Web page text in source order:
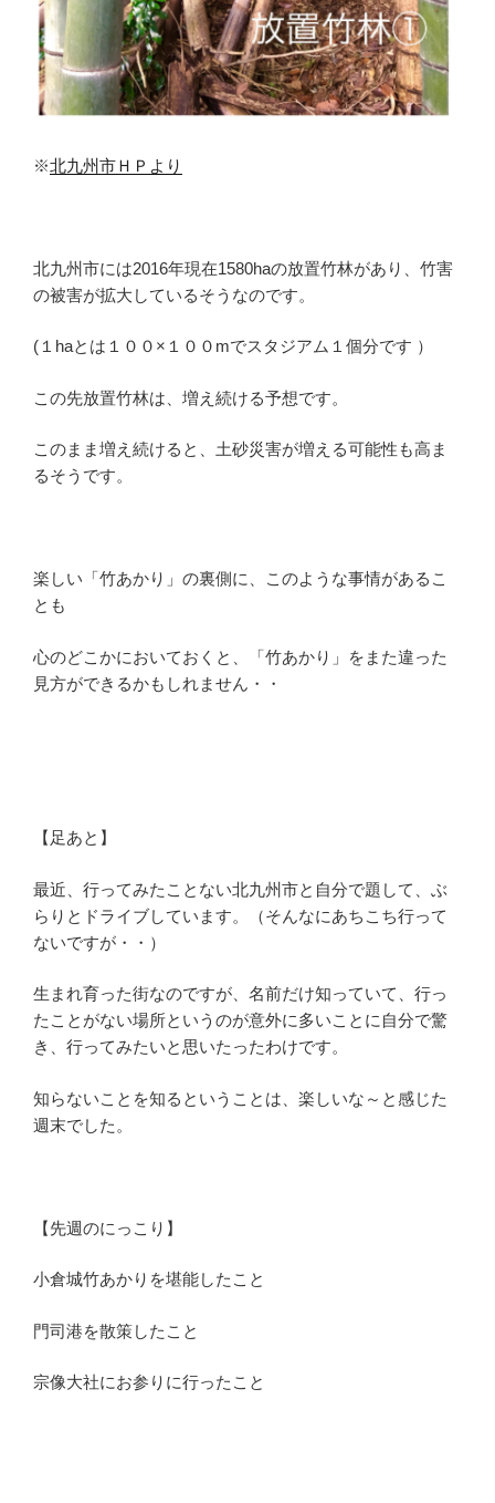
※北九州市ＨＰより
北九州市には2016年現在1580haの放置竹林があり、竹害
の被害が拡大しているそうなのです。
(１haとは１００×１００mでスタジアム１個分です ）
この先放置竹林は、増え続ける予想です。
このまま増え続けると、土砂災害が増える可能性も高ま
るそうです。
楽しい「竹あかり」の裏側に、このような事情があるこ
とも
心のどこかにおいておくと、「竹あかり」をまた違った
見方ができるかもしれません・・
【足あと】
最近、行ってみたことない北九州市と自分で題して、ぶ
らりとドライブしています。（そんなにあちこち行って
ないですが・・）
生まれ育った街なのですが、名前だけ知っていて、行っ
たことがない場所というのが意外に多いことに自分で驚
き、行ってみたいと思いたったわけです。
知らないことを知るということは、楽しいな～と感じた
週末でした。
【先週のにっこり】
小倉城竹あかりを堪能したこと
門司港を散策したこと
宗像大社にお参りに行ったこと